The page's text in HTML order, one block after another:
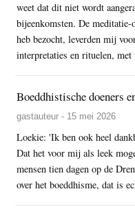
weet dat dit niet wordt
bijeenkomsten. De
heb bezocht, leverden mij
interpretaties en rituelen,
Boeddhistische doeners
gastauteur - 15 mei 2026
Loekie: 'Ik ben ook heel
Dat het voor mij als leek
mensen tien dagen op de
over het boeddhisme, dat is